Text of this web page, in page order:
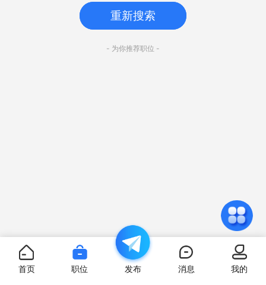
重新搜索
- 为你推荐职位 -
首页 职位 发布 消息 我的